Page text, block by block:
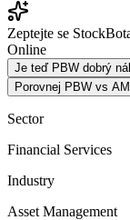
Zeptejte se
Online
Je teď PBW dobrý
Porovnej PBW vs
Sector
Financial Services
Industry
Asset Management